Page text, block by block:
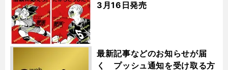
3月16日発売
最新記事などのお知らせが届
く プッシュ通知を受け取る方